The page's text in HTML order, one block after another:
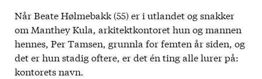
norske paviljongen til Frankfurt-bokmessen i 2019 og
utstillingsarkitektur til det nye Munchmuseet.
Når Beate Hølmebakk (55) er i utlandet og snakker
om Manthey Kula, arkitektkontoret hun og mannen
hennes, Per Tamsen, grunnla for femten år siden, og
det er hun stadig oftere, er det én ting alle lurer på:
kontorets navn.